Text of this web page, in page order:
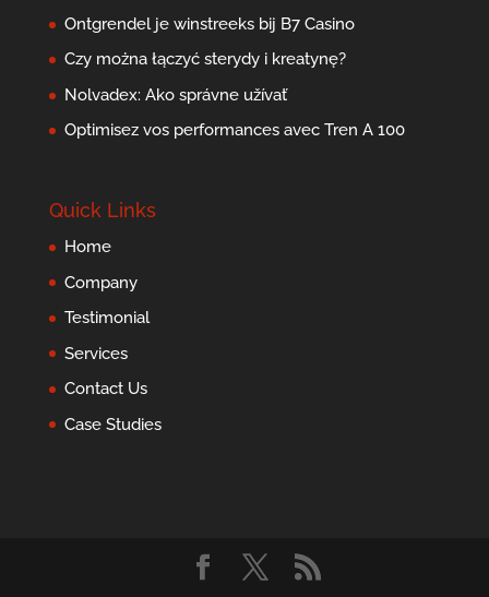
Ontgrendel je winstreeks bij B7 Casino
Czy można łączyć sterydy i kreatynę?
Nolvadex: Ako správne užívať
Optimisez vos performances avec Tren A 100
Quick Links
Home
Company
Testimonial
Services
Contact Us
Case Studies